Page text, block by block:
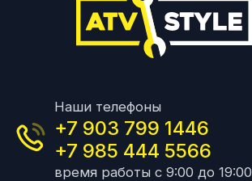
Наши телефоны
+7 903 799 1446
+7 985 444 5566
время работы с 9:00 до 19:00